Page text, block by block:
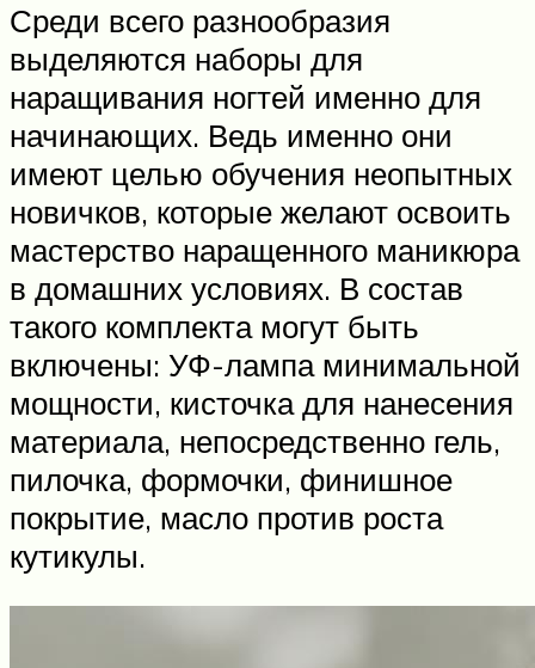
Среди всего разнообразия
выделяются наборы для
наращивания ногтей именно для
начинающих. Ведь именно они
имеют целью обучения неопытных
новичков, которые желают освоить
мастерство наращенного маникюра
в домашних условиях. В состав
такого комплекта могут быть
включены: УФ-лампа минимальной
мощности, кисточка для нанесения
материала, непосредственно гель,
пилочка, формочки, финишное
покрытие, масло против роста
кутикулы.